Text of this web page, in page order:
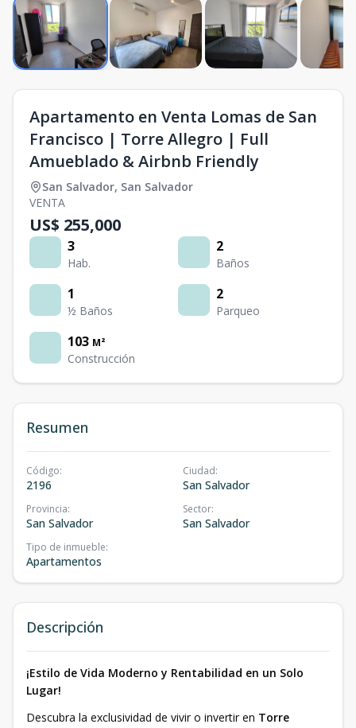
Apartamento en Venta Lomas de San
Francisco | Torre Allegro | Full
Amueblado & Airbnb Friendly
San Salvador, San Salvador
VENTA
US$ 255,000
3
Hab.
2
Baños
1
½ Baños
2
Parqueo
103 M²
Construcción
Resumen
Código:
2196
Ciudad:
San Salvador
Provincia:
San Salvador
Sector:
San Salvador
Tipo de inmueble:
Apartamentos
Descripción
¡Estilo de Vida Moderno y Rentabilidad en un Solo
Lugar!
Descubra la exclusividad de vivir o invertir en Torre